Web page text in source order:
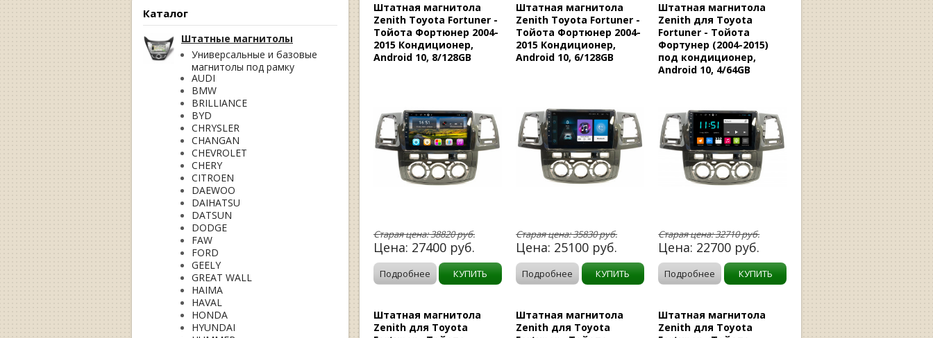
Каталог
Штатные магнитолы
Универсальные и базовые
магнитолы под рамку
AUDI
BMW
BRILLIANCE
BYD
CHRYSLER
CHANGAN
CHEVROLET
CHERY
CITROEN
DAEWOO
DAIHATSU
DATSUN
DODGE
FAW
FORD
GEELY
GREAT WALL
HAIMA
HAVAL
HONDA
HYUNDAI
Штатная магнитола
Zenith Toyota Fortuner -
Тойота Фортюнер 2004-
2015 Кондиционер,
Android 10, 8/128GB
Старая цена:38820руб.
Цена: 27400 руб.
Подробнее КУПИТЬ
Штатная магнитола
Zenith Toyota Fortuner -
Тойота Фортюнер 2004-
2015 Кондиционер,
Android 10, 6/128GB
Старая цена:35830руб.
Цена: 25100 руб.
Подробнее КУПИТЬ
Штатная магнитола
Zenith для Toyota
Fortuner - Тойота
Фортунер (2004-2015)
под кондиционер,
Android 10, 4/64GB
Старая цена:32710руб.
Цена: 22700 руб.
Подробнее КУПИТЬ
Штатная магнитола
Zenith для Toyota
Штатная магнитола
Zenith для Toyota
Штатная магнитола
Zenith для Toyota